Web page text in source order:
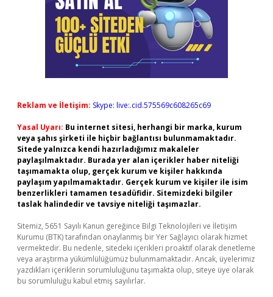
Reklam ve İletişim: Skype: live:.cid.575569c608265c69
Yasal Uyarı: Bu internet sitesi, herhangi bir marka, kurum
veya şahıs şirketi ile hiçbir bağlantısı bulunmamaktadır.
Sitede yalnızca kendi hazırladığımız makaleler
paylaşılmaktadır. Burada yer alan içerikler haber niteliği
taşımamakta olup, gerçek kurum ve kişiler hakkında
paylaşım yapılmamaktadır. Gerçek kurum ve kişiler ile isim
benzerlikleri tamamen tesadüfidir. Sitemizdeki bilgiler
taslak halindedir ve tavsiye niteliği taşımazlar.
Sitemiz, 5651 Sayılı Kanun gereğince Bilgi Teknolojileri ve İletişim
Kurumu (BTK) tarafından onaylanmış bir Yer Sağlayıcı olarak hizmet
vermektedir. Bu nedenle, sitedeki içerikleri proaktif olarak denetleme
veya araştırma yükümlülüğümüz bulunmamaktadır. Ancak, üyelerimiz
yazdıkları içeriklerin sorumluluğunu taşımakta olup, siteye üye olarak
bu sorumluluğu kabul etmiş sayılırlar.